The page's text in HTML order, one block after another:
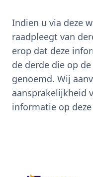
Indien u via deze
raadpleegt van
erop dat deze
de derde die op
genoemd. Wij
aansprakelijkheid
informatie op